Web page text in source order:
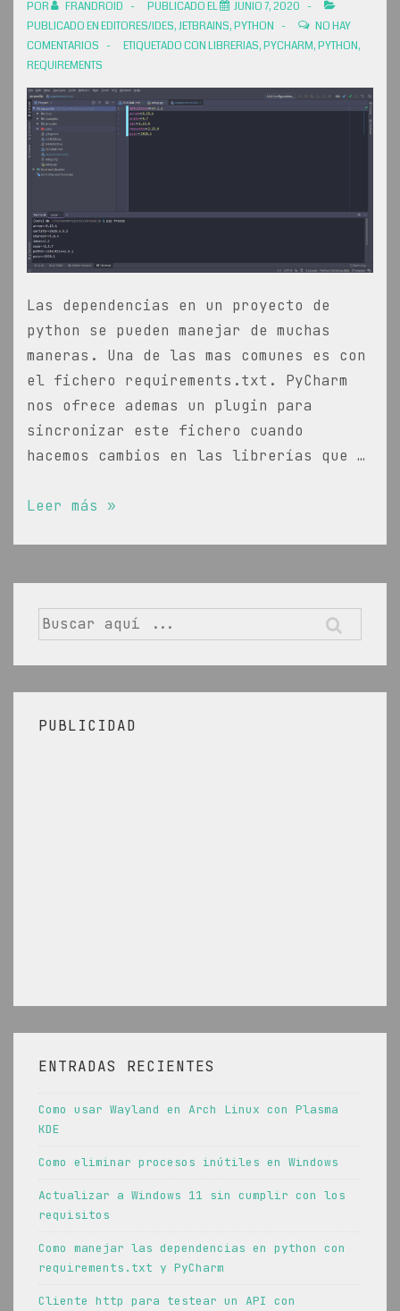
POR FRANDROID PUBLICADO EL
JUNIO 7, 2020
PUBLICADO ENEDITORES/IDES,JETBRAINS,PYTHON
NO HAY
COMENTARIOS
ETIQUETADO CONLIBRERIAS,PYCHARM,PYTHON,
REQUIREMENTS
Las dependencias en un proyecto de
python se pueden manejar de muchas
maneras. Una de las mas comunes es con
el fichero requirements.txt. PyCharm
nos ofrece ademas un plugin para
sincronizar este fichero cuando
hacemos cambios en las librerías que …
Como
dependencias
en
python
PyCharm
Leer más »
Buscar
por:
PUBLICIDAD
ENTRADAS RECIENTES
Como usar Wayland en Arch Linux con Plasma
KDE
Como eliminar procesos inútiles en Windows
Actualizar a Windows 11 sin cumplir con los
requisitos
Como manejar las dependencias en python con
requirements.txt y PyCharm
Cliente http para testear un API con